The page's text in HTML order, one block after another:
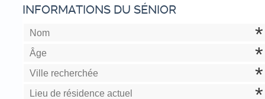
INFORMATIONS DU SÉNIOR